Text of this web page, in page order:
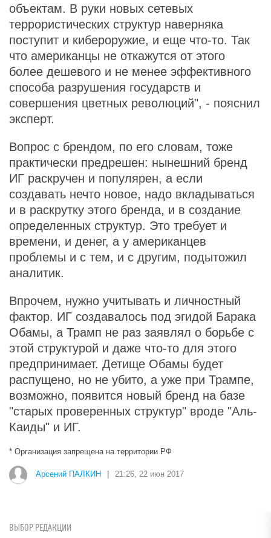
объектам. В руки новых сетевых
террористических структур наверняка
поступит и кибероружие, и еще что-то. Так
что американцы не откажутся от этого
более дешевого и не менее эффективного
способа разрушения государств и
совершения цветных революций", - пояснил
эксперт.
Вопрос с брендом, по его словам, тоже
практически предрешен: нынешний бренд
ИГ раскручен и популярен, а если
создавать нечто новое, надо вкладываться
и в раскрутку этого бренда, и в создание
определенных структур. Это требует и
времени, и денег, а у американцев
проблемы и с тем, и с другим, подытожил
аналитик.
Впрочем, нужно учитывать и личностный
фактор. ИГ создавалось под эгидой Барака
Обамы, а Трамп не раз заявлял о борьбе с
этой структурой и даже что-то для этого
предпринимает. Детище Обамы будет
распущено, но не убито, а уже при Трампе,
возможно, появится новый бренд на базе
"старых проверенных структур" вроде "Аль-
Каиды" и ИГ.
* Организация запрещена на территории РФ
Арсений ПАЛКИН 21:26, 22 июн 2017
ВЫБОР РЕДАКЦИИ